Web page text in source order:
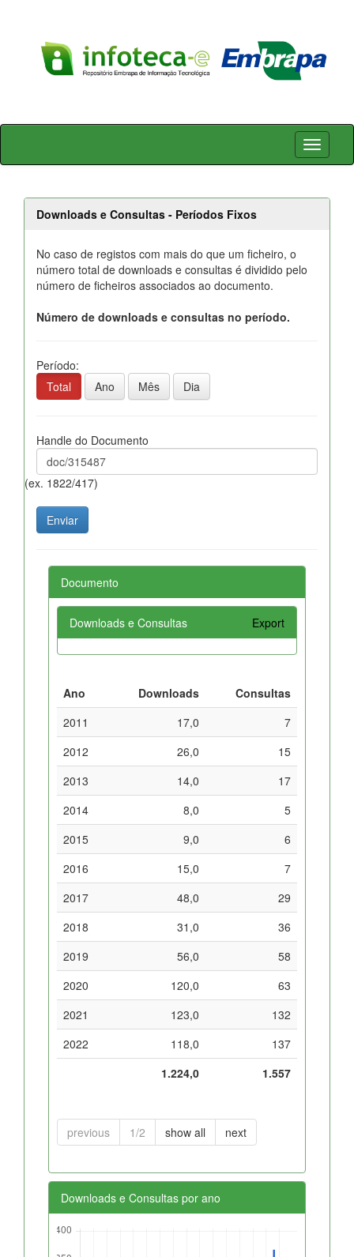
Skip
Downloads e Consultas - Períodos Fixos
No caso de registos com mais do que um ficheiro, o
número total de downloads e consultas é dividido pelo
número de ficheiros associados ao documento.
Número de downloads e consultas no período.
Período:
Total
Ano Mês Dia
Handle do Documento
(ex. 1822/417)
Documento
Downloads e Consultas Export
Ano Downloads
Consultas
2011
17,0
7
2012
26,0
15
2013
14,0
17
2014
8,0
5
2015
9,0
6
2016
15,0
7
2017
48,0
29
2018
31,0
36
2019
56,0
58
2020
120,0
63
2021
123,0
132
2022
118,0
137
1.224,0
1.557
previous 1/2 show all next
Downloads e Consultas por ano